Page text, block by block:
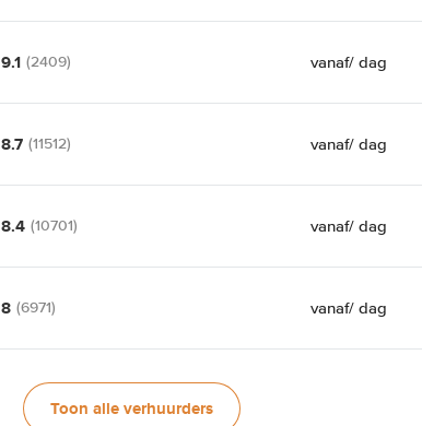
9.1 (2409) vanaf/ dag
8.7 (11512) vanaf/ dag
8.4 (10701) vanaf/ dag
8 (6971) vanaf/ dag
Toon alle verhuurders